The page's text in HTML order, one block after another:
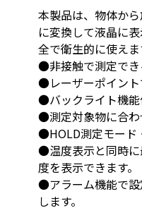
本製品は、物体か
に変換して液晶に
全で衛生的に使えま
●非接触で測定でき
●レーザーポイント
●バックライト機能
●測定対象物に合わ
●HOLD測定モード
●温度表示と同時に
度を表示できます。
●アラーム機能で設
します。